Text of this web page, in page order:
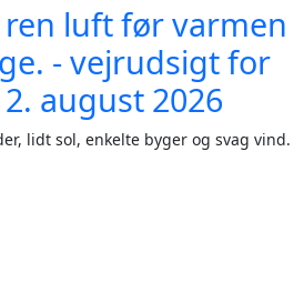
luft før varmen
- vejrudsigt for
august 2026
lidt sol, enkelte byger og svag vind.
og ren luft før varmen vender tilbage.